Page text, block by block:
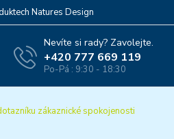
Natures Design
Nevíte si rady? Zavolejte.
+420 777 669 119
Po-Pá : 9:30 - 18:30
zákaznické spokojenosti